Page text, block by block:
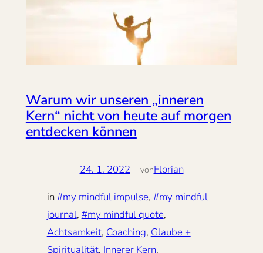
Warum wir unseren „inneren
Kern“ nicht von heute auf morgen
entdecken können
24. 1. 2022—vonFlorian
in#my mindful impulse, #my mindful
journal, #my mindful quote
Achtsamkeit, Coaching, Glaube +
Spiritualität, Innerer Kern